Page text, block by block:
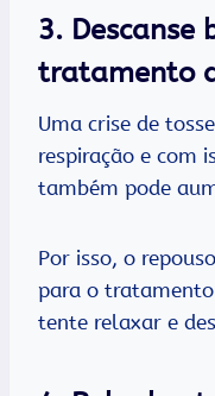
3.
tratamento
Uma crise de
respiração e com
também pode
Por isso, o
para o
tente relaxar e